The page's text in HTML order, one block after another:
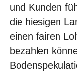
und Kunden
die hiesigen
einen fairen
bezahlen